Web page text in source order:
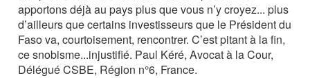
apportons déjà au pays plus que vous n’y croyez... plus
d’ailleurs que certains investisseurs que le Président du
Faso va, courtoisement, rencontrer. C’est pitant à la fin,
ce snobisme...injustifié. Paul Kéré, Avocat à la Cour,
Délégué CSBE, Région n°6, France.